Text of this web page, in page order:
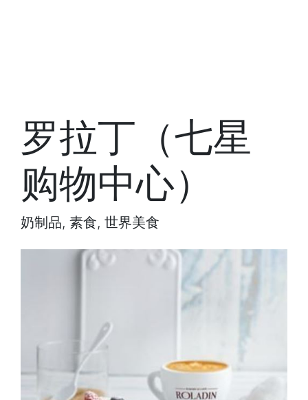
罗拉丁（七星
购物中心）
奶制品, 素食, 世界美食